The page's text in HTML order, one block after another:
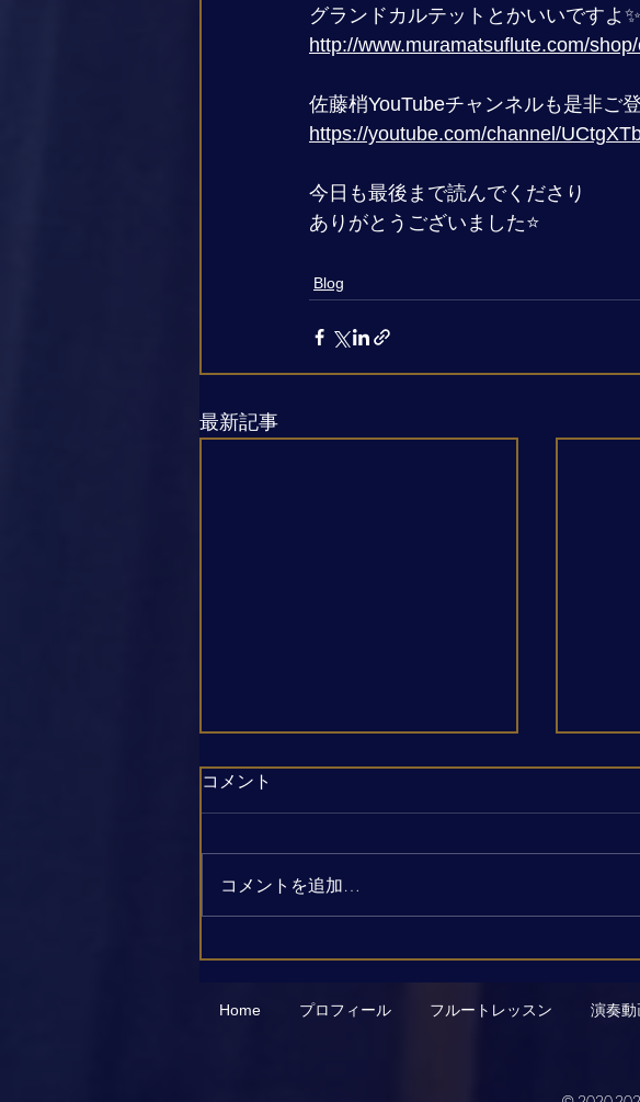
グランドカルテットとかいいですよ✨
http://www.muramatsuflute.com/
佐藤梢YouTubeチャンネルも是非ご
https://youtube.com/channel/
今日も最後まで読んでくださり
ありがとうございました⭐️
Blog
最新記事
っくに始まってました🤣
コメント
コメントを追加…
Home プロフィール フルートレッスン 演奏動